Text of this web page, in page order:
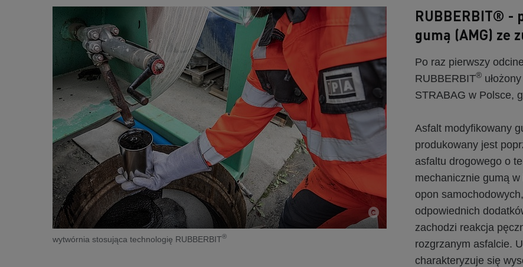
wytwórnia stosująca technologię RUBBERBIT®
RUBBERBIT® -
gumą (AMG) ze
Po raz pierwszy
RUBBERBIT®
STRABAG w Polsce,
Asfalt modyfikowany
produkowany jest
asfaltu drogowego o
mechanicznie gumą
opon
odpowiednich
zachodzi reakcja
rozgrzanym asfalcie.
charakteryzuje się